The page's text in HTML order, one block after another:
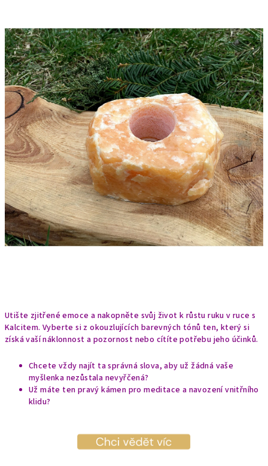
Utište zjitřené emoce a nakopněte svůj život k růstu ruku v ruce s
Kalcitem. Vyberte si z okouzlujících barevných tónů ten, který si
získá vaší náklonnost a pozornost nebo cítíte potřebu jeho účinků.
Chcete vždy najít ta správná slova, aby už žádná vaše
myšlenka nezůstala nevyřčená?
Už máte ten pravý kámen pro meditace a navození vnitřního
klidu?
hvězdiček.